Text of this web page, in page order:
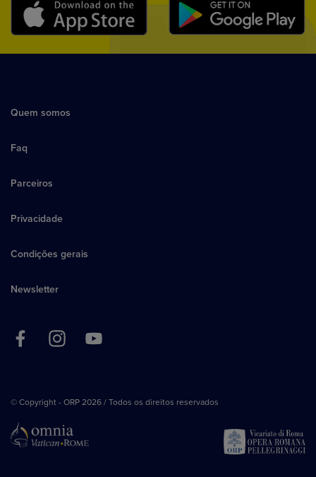
Quem somos
Faq
Parceiros
Privacidade
Condições gerais
Newsletter
© Copyright - ORP 2026 / Todos os direitos reservados